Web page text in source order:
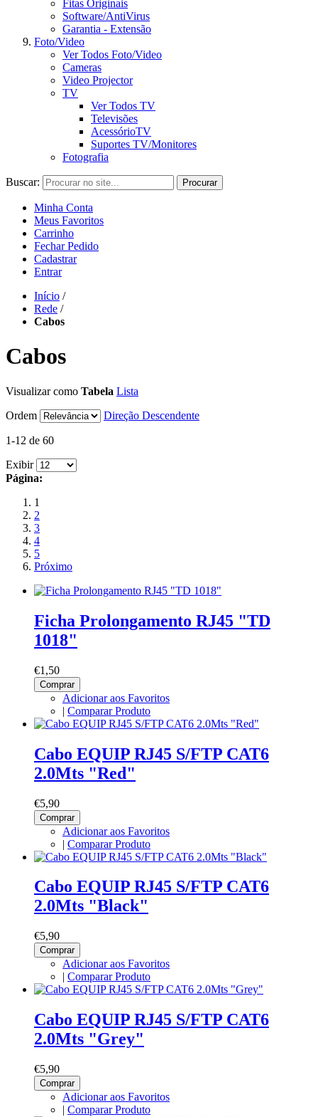
Fitas Originais
Software/AntiVirus
Garantia - Extensão
Foto/Video
Ver Todos Foto/Video
Cameras
Video Projector
TV
Ver Todos TV
Televisões
AcessórioTV
Suportes TV/Monitores
Fotografia
Buscar: Procurar
Minha Conta
Meus Favoritos
Carrinho
Fechar Pedido
Cadastrar
Entrar
Início /
Rede /
Cabos
Cabos
Visualizar como Tabela Lista
Ordem
Direção Descendente
1-12 de 60
Exibir
Página:
1
2
3
4
5
Próximo
Ficha Prolongamento RJ45 "TD
1018"
€1,50
Comprar
Adicionar aos Favoritos
| Comparar Produto
Cabo EQUIP RJ45 S/FTP CAT6
2.0Mts "Red"
€5,90
Comprar
Adicionar aos Favoritos
| Comparar Produto
Cabo EQUIP RJ45 S/FTP CAT6
2.0Mts "Black"
€5,90
Comprar
Adicionar aos Favoritos
| Comparar Produto
Cabo EQUIP RJ45 S/FTP CAT6
2.0Mts "Grey"
€5,90
Comprar
Adicionar aos Favoritos
| Comparar Produto